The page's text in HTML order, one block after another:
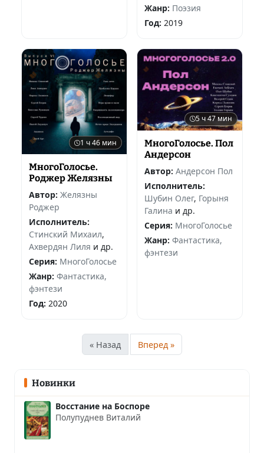
Жанр: Поэзия
Год: 2019
1 ч 46 мин
МногоГолосье.
Роджер Желязны
Автор: Желязны
Роджер
Исполнитель:
Стинский Михаил,
Ахвердян Лиля и др.
Серия: МногоГолосье
Жанр: Фантастика,
фэнтези
Год: 2020
5 ч 47 мин
МногоГолосье. Пол
Андерсон
Автор: Андерсон Пол
Исполнитель:
Шубин Олег, Горыня
Галина и др.
Серия: МногоГолосье
Жанр: Фантастика,
фэнтези
« Назад Вперед »
Новинки
Восстание на Боспоре
Полупуднев Виталий